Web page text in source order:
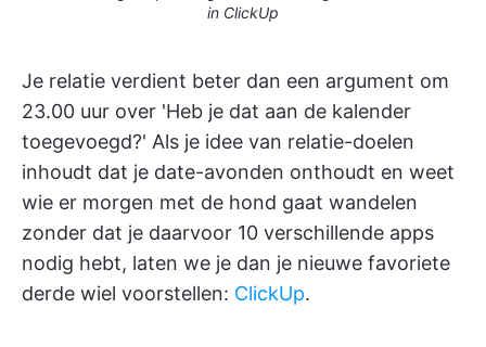
in ClickUp
Je relatie verdient beter dan een argument om
23.00 uur over 'Heb je dat aan de kalender
toegevoegd?' Als je idee van relatie-doelen
inhoudt dat je date-avonden onthoudt en weet
wie er morgen met de hond gaat wandelen
zonder dat je daarvoor 10 verschillende apps
nodig hebt, laten we je dan je nieuwe favoriete
derde wiel voorstellen: ClickUp.